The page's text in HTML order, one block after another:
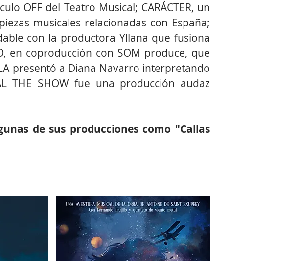
OFF del Teatro Musical; CARÁCTER, un
musicales relacionadas con España;
con la productora Yllana que fusiona
en coproducción con SOM produce, que
presentó a Diana Navarro interpretando
THE SHOW fue una producción audaz
de sus producciones como "Callas